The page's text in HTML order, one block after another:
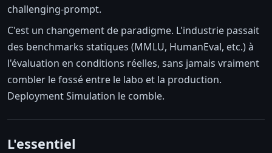
challenging-prompt.
C'est un changement de paradigme. L'industrie passait
des benchmarks statiques (MMLU, HumanEval, etc.) à
l'évaluation en conditions réelles, sans jamais vraiment
combler le fossé entre le labo et la production.
Deployment Simulation le comble.
L'essentiel